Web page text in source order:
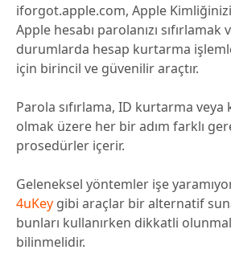
iforgot.apple.com, Apple
Apple hesabı parolanızı sıfırlamak
durumlarda hesap kurtarma
için birincil ve güvenilir araçtır.
Parola sıfırlama, ID kurtarma
olmak üzere her bir adım farklı
prosedürler içerir.
Geleneksel yöntemler işe
4uKey gibi araçlar bir alternatif
bunları kullanırken dikkatli
bilinmelidir.